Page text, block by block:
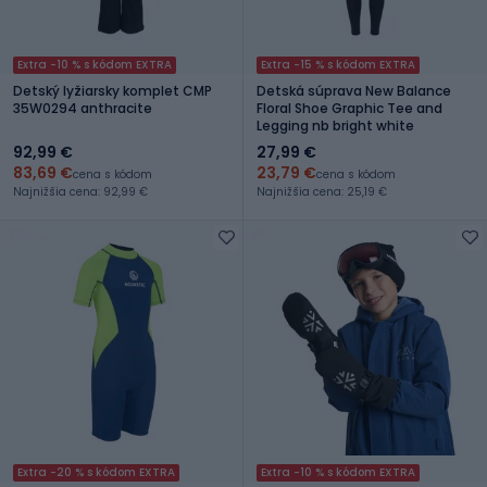
Extra -10 % s kódom EXTRA
Detský lyžiarsky komplet CMP
35W0294 anthracite
92,99 €
83,69 €cena s kódom
Najnižšia cena: 92,99 €
Extra -15 % s kódom EXTRA
Detská súprava New Balance
Floral Shoe Graphic Tee and
Legging nb bright white
27,99 €
23,79 €cena s kódom
Najnižšia cena: 25,19 €
Extra -20 % s kódom EXTRA Extra -10 % s kódom EXTRA